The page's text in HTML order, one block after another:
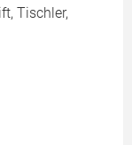
Tischler,